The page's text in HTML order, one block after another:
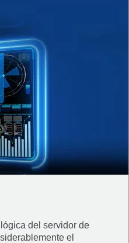
del servidor de
el